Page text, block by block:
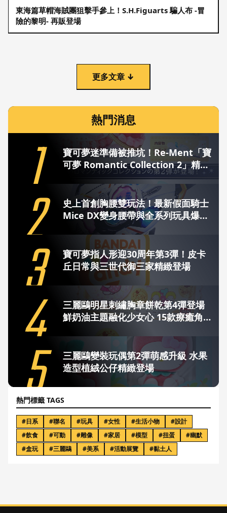
東海篇草帽海賊團狙擊手參上！S.H.Figuarts 騙人布 -冒
險的黎明- 再販登場
更多文章 ↓
熱門消息
1
寶可夢迷準備被推坑！Re-Ment「寶
可夢 Romantic Collection 2」精緻
登場 全6款浪漫降臨
2
史上首創胸腰雙玩法！最新假面騎士
Mice DX變身腰帶與全系列玩具爆熱
3
寶可夢指人形迎30周年第3彈！皮卡
丘日常與三世代御三家精緻登場
4
三麗鷗明星刺繡胸章餅乾第4彈登場
鮮奶油主題融化少女心 15款療癒角色
5
三麗鷗變裝玩偶第2彈萌感升級 水果
造型植絨公仔精緻登場
熱門標籤 TAGS
#日系 #聯名 #玩具 #女性 #生活小物 #設計
#飲食 #可動 #雕像 #家居 #模型 #扭蛋 #幽默
#盒玩 #三麗鷗 #美系 #活動展覽 #黏土人